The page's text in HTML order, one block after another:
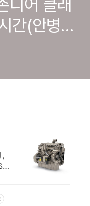
어 클래
간(안병훈
,